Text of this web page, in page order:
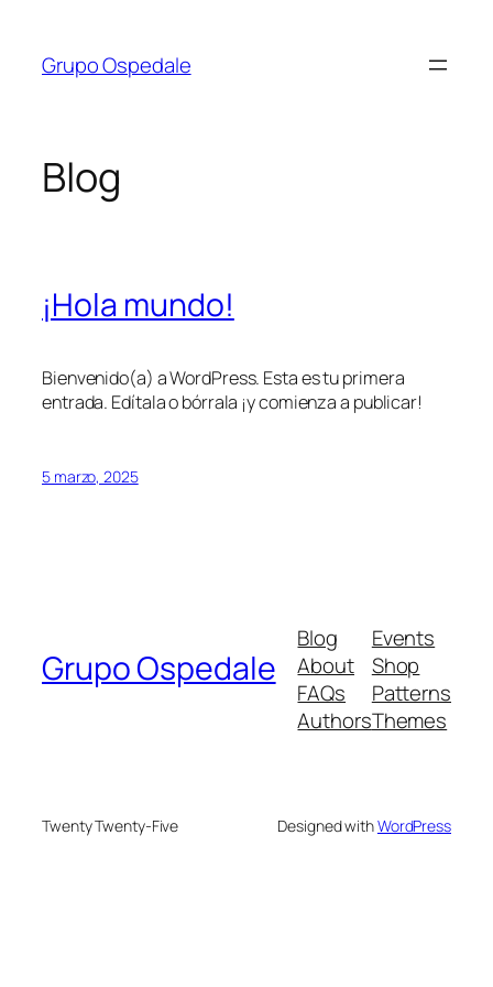
contenido
Grupo Ospedale
Blog
¡Hola mundo!
Bienvenido(a) a WordPress. Esta es tu primera
entrada. Edítala o bórrala ¡y comienza a publicar!
5 marzo, 2025
Grupo Ospedale
Blog
About
FAQs
Authors
Events
Shop
Patterns
Themes
Twenty Twenty-Five Designed withWordPress